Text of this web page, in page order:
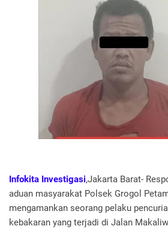
Infokita Investigasi,Jakarta Barat-
aduan masyarakat Polsek Grogol
mengamankan seorang pelaku
kebakaran yang terjadi di Jalan